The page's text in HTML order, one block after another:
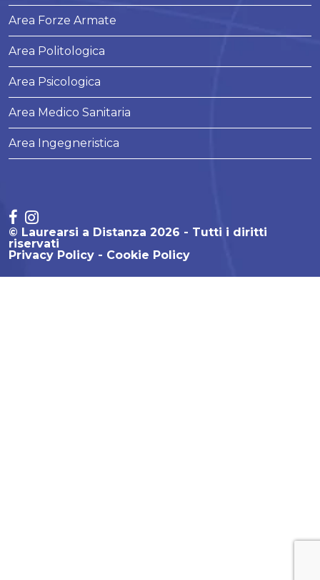
Area Forze Armate
Area Politologica
Area Psicologica
Area Medico Sanitaria
Area Ingegneristica
© Laurearsi a Distanza 2026 - Tutti i diritti
riservati
Privacy Policy
Cookie Policy